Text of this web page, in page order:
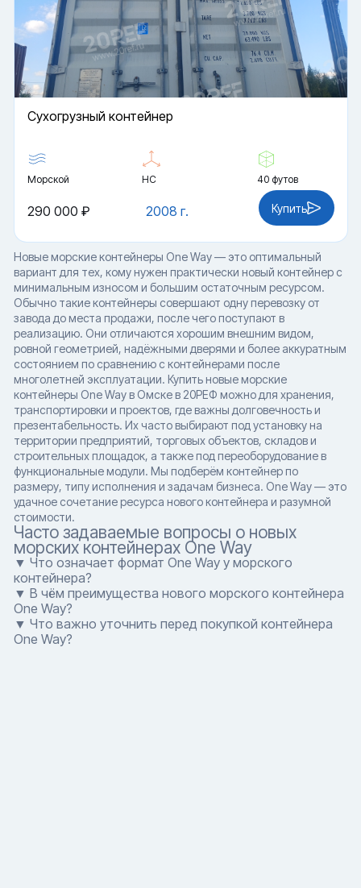
Cухогрузный контейнер
Морской HC 40 футов
2008 г.
290 000 ₽ Купить
Новые морские контейнеры One Way — это оптимальный
вариант для тех, кому нужен практически новый контейнер с
минимальным износом и большим остаточным ресурсом.
Обычно такие контейнеры совершают одну перевозку от
завода до места продажи, после чего поступают в
реализацию. Они отличаются хорошим внешним видом,
ровной геометрией, надёжными дверями и более аккуратным
состоянием по сравнению с контейнерами после
многолетней эксплуатации. Купить новые морские
контейнеры One Way в Омске в 20РЕФ можно для хранения,
транспортировки и проектов, где важны долговечность и
презентабельность. Их часто выбирают под установку на
территории предприятий, торговых объектов, складов и
строительных площадок, а также под переоборудование в
функциональные модули. Мы подберём контейнер по
размеру, типу исполнения и задачам бизнеса. One Way — это
удачное сочетание ресурса нового контейнера и разумной
стоимости.
Часто задаваемые вопросы о новых
морских контейнерах One Way
▼ Что означает формат One Way у морского
контейнера?
▼ В чём преимущества нового морского контейнера
One Way?
▼ Что важно уточнить перед покупкой контейнера
One Way?